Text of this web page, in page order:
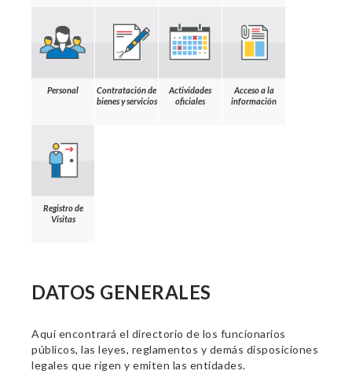
Personal
Contratación de
bienes y servicios
Actividades
oficiales
Acceso a la
información
Registro de
Visitas
DATOS GENERALES
Aquí encontrará el directorio de los funcionarios
públicos, las leyes, reglamentos y demás disposiciones
legales que rigen y emiten las entidades.